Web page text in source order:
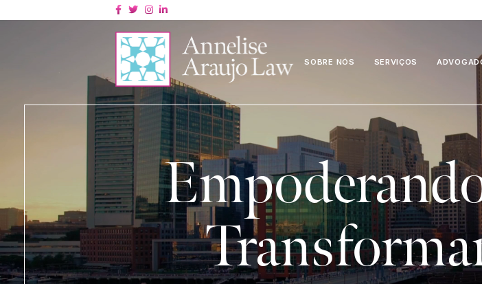
SOBRE NÓS SERVIÇOS